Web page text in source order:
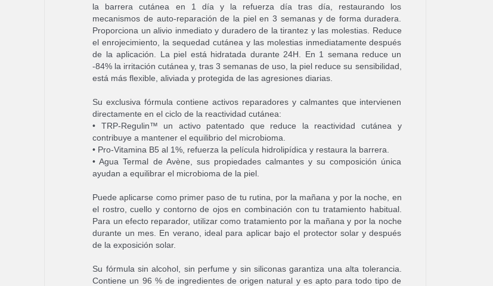
la barrera cutánea en 1 día y la refuerza día tras día, restaurando los
mecanismos de auto-reparación de la piel en 3 semanas y de forma duradera.
Proporciona un alivio inmediato y duradero de la tirantez y las molestias. Reduce
el enrojecimiento, la sequedad cutánea y las molestias inmediatamente después
de la aplicación. La piel está hidratada durante 24H. En 1 semana reduce un
-84% la irritación cutánea y, tras 3 semanas de uso, la piel reduce su sensibilidad,
está más flexible, aliviada y protegida de las agresiones diarias.
Su exclusiva fórmula contiene activos reparadores y calmantes que intervienen
directamente en el ciclo de la reactividad cutánea:
• TRP-Regulin™ un activo patentado que reduce la reactividad cutánea y
contribuye a mantener el equilibrio del microbioma.
• Pro-Vitamina B5 al 1%, refuerza la película hidrolipídica y restaura la barrera.
• Agua Termal de Avène, sus propiedades calmantes y su composición única
ayudan a equilibrar el microbioma de la piel.
Puede aplicarse como primer paso de tu rutina, por la mañana y por la noche, en
el rostro, cuello y contorno de ojos en combinación con tu tratamiento habitual.
Para un efecto reparador, utilizar como tratamiento por la mañana y por la noche
durante un mes. En verano, ideal para aplicar bajo el protector solar y después
de la exposición solar.
Su fórmula sin alcohol, sin perfume y sin siliconas garantiza una alta tolerancia.
Contiene un 96 % de ingredientes de origen natural y es apto para todo tipo de